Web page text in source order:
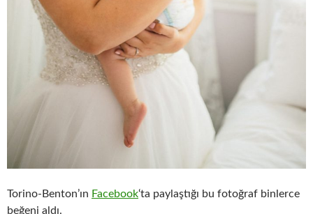
Torino-Benton’ın Facebook‘ta paylaştığı bu fotoğraf binlerce
beğeni aldı.